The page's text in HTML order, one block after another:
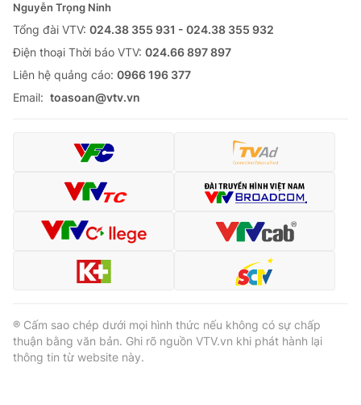
Nguyễn Trọng Ninh
Tổng đài VTV: 024.38 355 931 - 024.38 355 932
Ðiện thoại Thời báo VTV: 024.66 897 897
Liên hệ quảng cáo: 0966 196 377
Email: toasoan@vtv.vn
® Cấm sao chép dưới mọi hình thức nếu không có sự chấp
thuận bằng văn bản. Ghi rõ nguồn VTV.vn khi phát hành lại
thông tin từ website này.